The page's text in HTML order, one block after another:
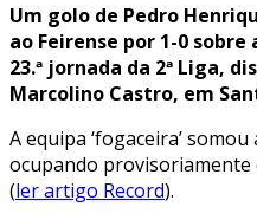
Um golo de Pedro
ao Feirense por 1-0
23.ª jornada da 2ª Liga,
Marcolino Castro, em
A equipa ‘fogaceira’
ocupando
(ler artigo Record).